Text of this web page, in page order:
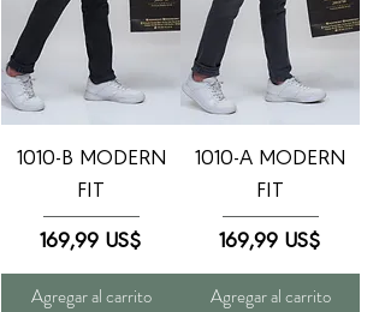
1010-B MODERN
FIT
Precio
169,99 US$
Agregar al carrito
1010-A MODERN
FIT
Precio
169,99 US$
Agregar al carrito